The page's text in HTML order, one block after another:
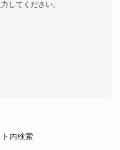
してください。
内検索